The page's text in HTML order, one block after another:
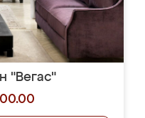
"Вегас"